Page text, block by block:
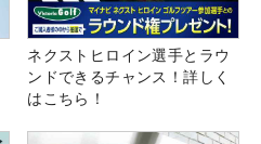
ネクストヒロイン選手とラウ
ンドできるチャンス！詳しく
はこちら！